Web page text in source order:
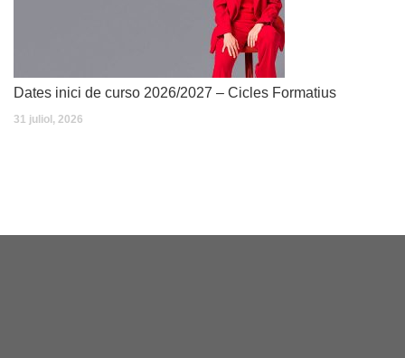
Dates inici de curso 2026/2027 – Cicles Formatius
31 juliol, 2026